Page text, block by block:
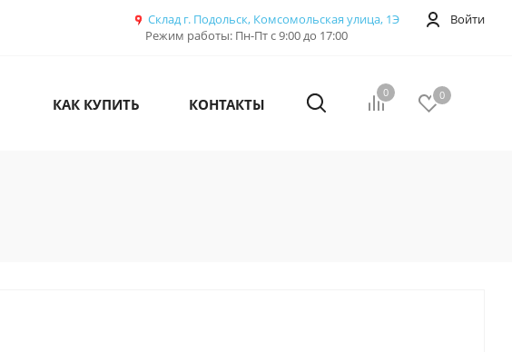
Войти
Склад г. Подольск, Комсомольская улица, 1Э
Режим работы: Пн-Пт с 9:00 до 17:00
0 0
КАК КУПИТЬ КОНТАКТЫ